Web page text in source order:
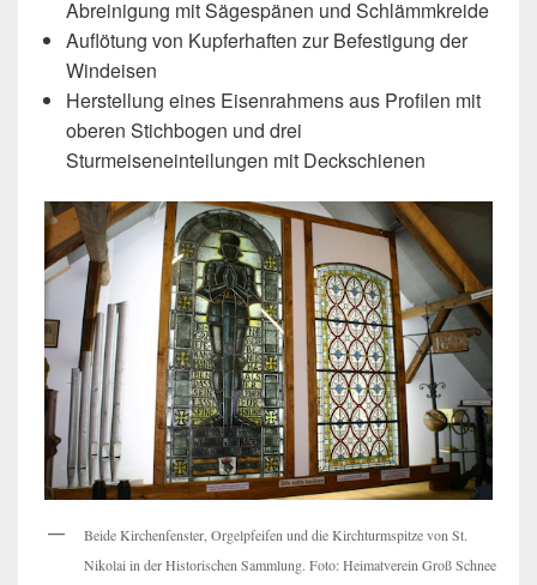
Abreinigung mit Sägespänen und Schlämmkreide
Auflötung von Kupferhaften zur Befestigung der
Windeisen
Herstellung eines Eisenrahmens aus Profilen mit
oberen Stichbogen und drei
Sturmeiseneinteilungen mit Deckschienen
Beide Kirchenfenster, Orgelpfeifen und die Kirchturmspitze von St.
Nikolai in der Historischen Sammlung. Foto: Heimatverein Groß Schnee